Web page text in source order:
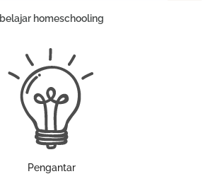
belajar homeschooling
Pengantar